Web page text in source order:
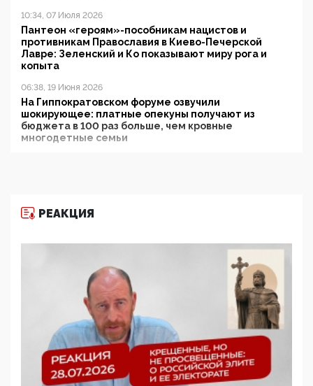
10:34, 07 Июля 2026
Пантеон «героям»-пособникам нацистов и
противникам Православия в Киево-Печерской
Лавре: Зеленский и Ко показывают миру рога и
копыта
06:38, 19 Июня 2026
На Гиппократовском форуме озвучили
шокирующее: платные опекуны получают из
бюджета в 100 раз больше, чем кровные
многодетные семьи
11:53, 09 Июня 2026
деятельность ИИТО ЮНЕСКО в России, но
цифроглобалисты продолжают определять
повестку в образовании
09:43, 01 Июня 2026
5G за счет здоровья граждан: Минцифры намерено
отобрать у регионов и муниципалитетов право
защищать жилые дома и социальные объекты от
05:58, 26 Мая 2026
Роскомнадзор освободили от борца с
РЕАКЦИЯ